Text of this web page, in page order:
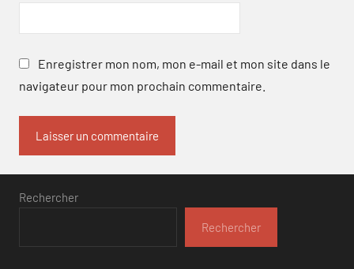
Enregistrer mon nom, mon e-mail et mon site dans le
navigateur pour mon prochain commentaire.
Rechercher
Rechercher